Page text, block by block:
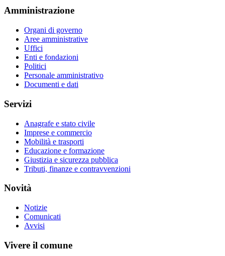
Amministrazione
Organi di governo
Aree amministrative
Uffici
Enti e fondazioni
Politici
Personale amministrativo
Documenti e dati
Servizi
Anagrafe e stato civile
Imprese e commercio
Mobilità e trasporti
Educazione e formazione
Giustizia e sicurezza pubblica
Tributi, finanze e contravvenzioni
Novità
Notizie
Comunicati
Avvisi
Vivere il comune